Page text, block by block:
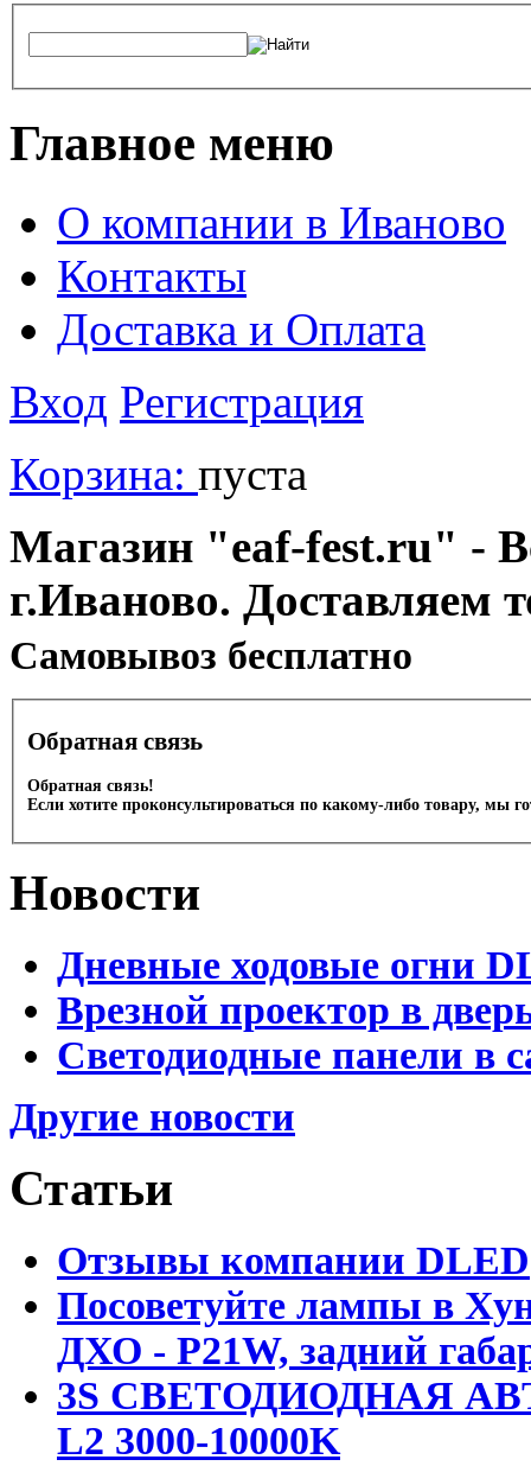
Главное меню
О компании в Иваново
Контакты
Доставка и Оплата
Вход Регистрация
Корзина: пуста
Магазин "eaf-fest.ru" -
г.Иваново. Доставляем
Cамовывоз бесплатно
Обратная связь
Обратная связь!
Если хотите проконсультироваться по какому-либо товару, мы
Новости
Дневные ходовые огни
Врезной проектор в
Светодиодные панели в
Другие новости
Статьи
Отзывы компании DLED
Посоветуйте лампы в
ДХО - P21W, задний
3S СВЕТОДИОДНАЯ
L2 3000-10000K